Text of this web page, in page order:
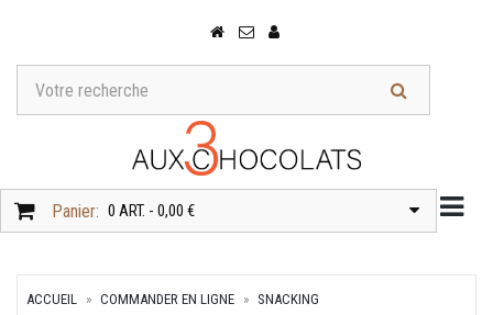
Panier: 0 ART. - 0,00 €
ACCUEIL COMMANDER EN LIGNE
SNACKING